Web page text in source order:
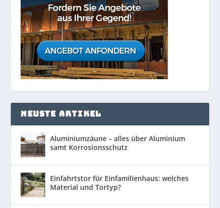
NEUSTE ARTIKEL
Aluminiumzäune – alles über Aluminium
samt Korrosionsschutz
Einfahrtstor für Einfamilienhaus: welches
Material und Tortyp?